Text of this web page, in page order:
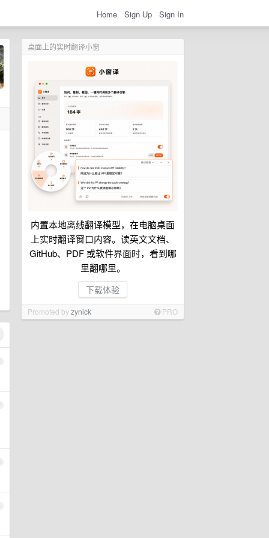
Home Sign Up Sign In
桌面上的实时翻译小窗
内置本地离线翻译模型，在电脑桌面
上实时翻译窗口内容。读英文文档、
GitHub、PDF 或软件界面时，看到哪
里翻哪里。
下载体验
Promoted byzynick PRO